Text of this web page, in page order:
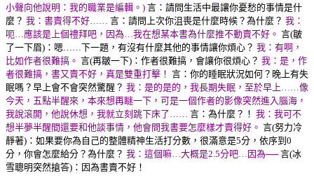
小聲向他說明：我的職業是編輯。) 言：請問生活中最讓你憂愁的事情是什
麼？ 我：書賣得不好…… 言：請問上次你沮喪是什麼時候？為什麼？ 我：
呃…應該是上個禮拜吧，因為…我在想某本書為什麼推不動賣不好。 言(皺
了一下眉)：嗯……下一題，有沒有什麼其他的事情讓你煩心？ 我：有啊，
比如作者很難搞。 言(再皺一下)：作者很難搞，會讓你很煩心？ 我：是，作
者很難搞，書又賣不好，真是雙重打擊！ 言：你的睡眠狀況如何？晚上有失
眠嗎？早上會不會突然驚醒？ 我：是的是的，我長期失眠，至於早上……像
今天，五點半醒來，本來想再瞇一下，可是一個作者的影像突然進入腦海，
我說滾開，他說休想，我就立刻跳下床了…… 言：為什麼？！ 我：我可不
想半夢半醒間還要和他談事情，他會問我書要怎麼樣才賣得好。 言(努力冷
靜著)：如果要你為自己的整體精神生活打分數，很滿意是5分，依序到0
分，你會怎麼給分？為什麼？ 我：這個嘛…大概是2.5分吧…因為──言(冰
雪聰明突然搶答)：因為書賣不好！